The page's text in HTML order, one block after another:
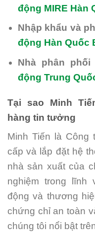
động MIRE Hàn
Nhập khẩu và
động Hàn Quốc
Nhà phân
động Trung
Tại sao Minh
hàng tin tưởng
Minh Tiến là Công
cấp và lắp đặt hệ
nhà sản xuất của
nghiệm trong
động và thương
chứng chỉ an toàn
chúng tôi nổi bật